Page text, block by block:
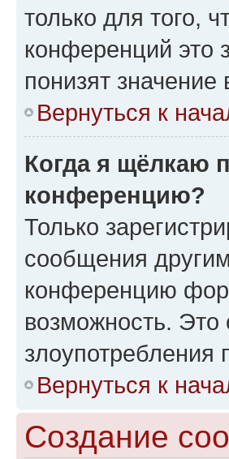
только для того,
конференций это
понизят
Вернуться к
Когда я щёлкаю
конференцию?
Только
сообщения
конференцию
возможность. Это
злоупотребления
Вернуться к
Создание